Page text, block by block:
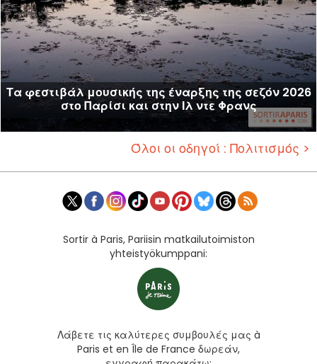
Τα φεστιβάλ μουσικής της έναρξης της σεζόν 2026
στο Παρίσι και στην Ιλ ντε Φρανς
Όλοι οι οδηγοί : Πολιτισμός >
Sortir à Paris, Pariisin matkailutoimiston
yhteistyökumppani:
Λάβετε τις καλύτερες συμβουλές μας à
Paris et en Île de France δωρεάν,